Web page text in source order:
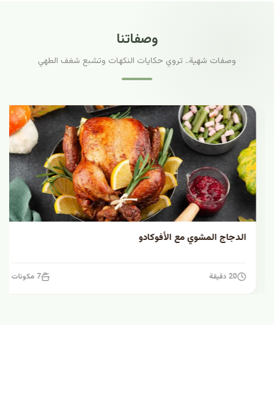
وصفاتنا
وصفات شهية.. تروي حكايات النكهات وتشبع شغف الطهي
الدجاج المشوي مع الأفوكادو
20 دقيقة 7 مكونات